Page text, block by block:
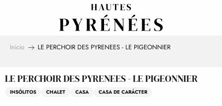
Inicio LE PERCHOIR DES PYRENEES - LE PIGEONNIER
LE PERCHOIR DES PYRENEES - LE PIGEONNIER
INSÓLITOS CHALET CASA CASA DE CARÁCTER